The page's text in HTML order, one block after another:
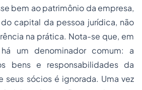
bem ao patrimônio da empresa,
capital da pessoa jurídica, não
na prática. Nota-se que, em
um denominador comum: a
bens e responsabilidades da
seus sócios é ignorada. Uma vez